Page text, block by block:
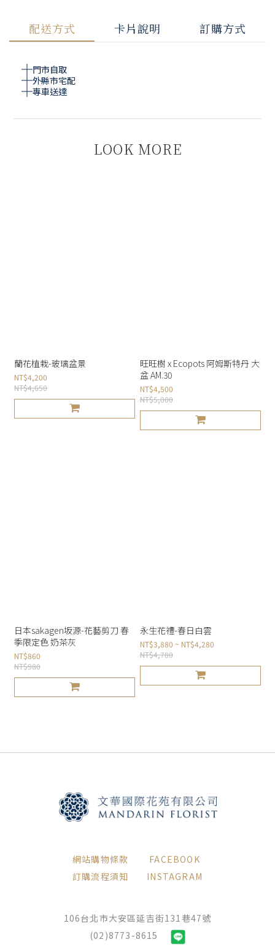
配送方式 卡片說明 訂購方式
門市自取
外縣市宅配
專車送達
LOOK MORE
蘭花植栽-玻璃盆景
NT$4,200
NT$4,650
旺旺樹 x Ecopots 阿姆斯特丹 大
盆 AM.30
NT$4,500
NT$5,000
日本sakagen坂源-花藝剪刀 春
季限定色 奶茶灰
NT$860
NT$980
永生花禮-春日白雲
NT$3,880 ~ NT$4,280
NT$4,780
網站購物條款
訂購流程須知
FACEBOOK
INSTAGRAM
106台北市大安區延吉街131巷47號
(02)8773-8615